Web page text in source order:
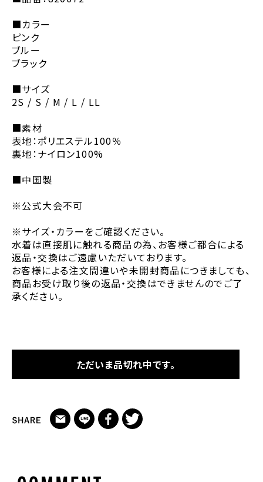
■カラー
ピンク
ブルー
ブラック
■サイズ
2S / S / M / L / LL
■素材
表地：ポリエステル100％
裏地：ナイロン100%
■中国製
※公式大会不可
※サイズ・カラーをご確認ください。
水着は直接肌に触れる商品の為、お客様ご都合による
返品・交換はご遠慮いただいております。
お客様による注文間違いや未開封商品につきましても、
商品お受け取り後の返品・交換はできませんのでご了
承ください。
ただいま品切れ中です。